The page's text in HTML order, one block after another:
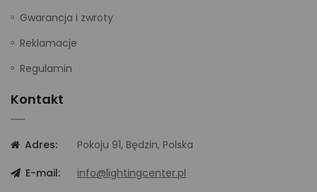
Gwarancja i zwroty
Reklamacje
Regulamin
Kontakt
Adres:
Pokoju 91, Będzin, Polska
E-mail:
info@lightingcenter.pl